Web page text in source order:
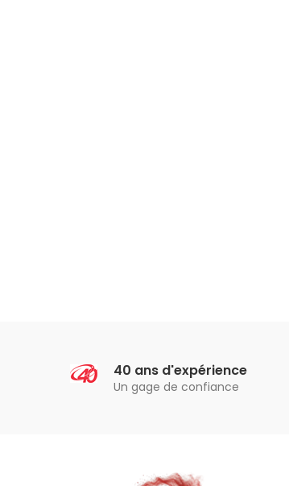
40 ans d'expérience
Un gage de confiance